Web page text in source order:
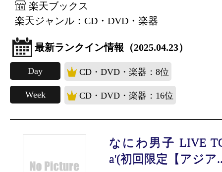
楽天ブックス
楽天ジャンル：CD・DVD・楽器
最新ランクイン情報（2025.04.23）
Day CD・DVD・楽器：8位
Week CD・DVD・楽器：16位
なにわ男子 LIVE
a'(初回限定【アジア